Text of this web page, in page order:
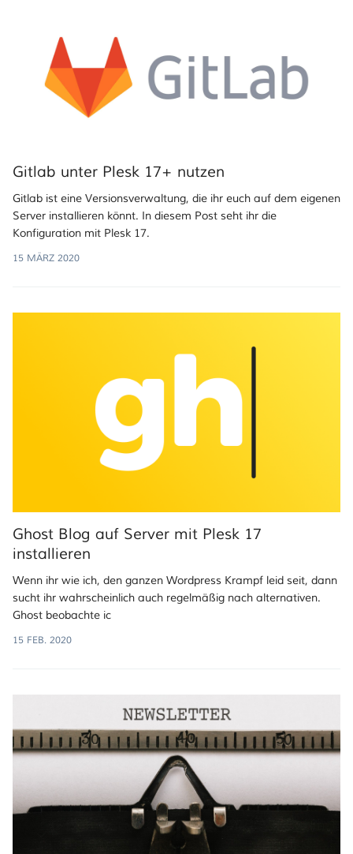
Gitlab unter Plesk 17+ nutzen
Gitlab ist eine Versionsverwaltung, die ihr euch auf dem eigenen
Server installieren könnt. In diesem Post seht ihr die
Konfiguration mit Plesk 17.
15 MÄRZ 2020
Ghost Blog auf Server mit Plesk 17
installieren
Wenn ihr wie ich, den ganzen Wordpress Krampf leid seit, dann
sucht ihr wahrscheinlich auch regelmäßig nach alternativen.
Ghost beobachte ic
15 FEB. 2020